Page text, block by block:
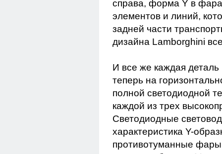
справа, форма Y в
элементов и линий,
задней части
дизайна Lamborghini
И все же каждая
теперь на
полной светодиодной
каждой из трех
Светодиодные
характеристика Y-
противотуманные